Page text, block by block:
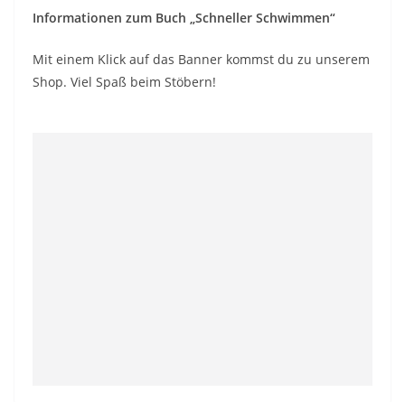
Informationen zum Buch „Schneller Schwimmen“
Mit einem Klick auf das Banner kommst du zu unserem
Shop. Viel Spaß beim Stöbern!